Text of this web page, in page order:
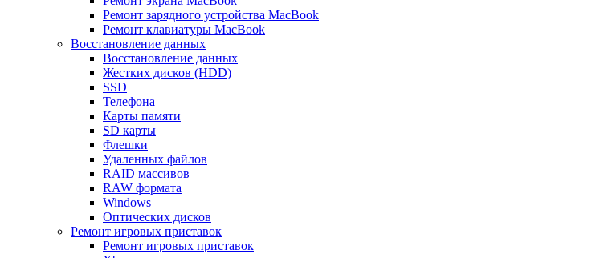
Ремонт зарядного устройства MacBook
Ремонт клавиатуры MacBook
Восстановление данных
Восстановление данных
Жестких дисков (HDD)
SSD
Телефона
Карты памяти
SD карты
Флешки
Удаленных файлов
RAID массивов
RAW формата
Windows
Оптических дисков
Ремонт игровых приставок
Ремонт игровых приставок